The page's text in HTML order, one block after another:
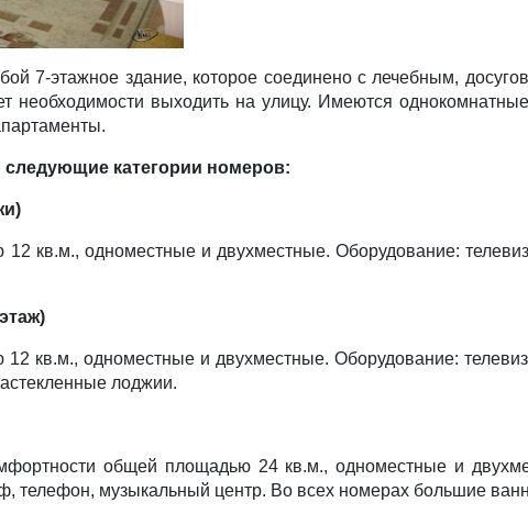
7-этажное здание, которое соединено с лечебным,
необходимости выходить на улицу. Имеются
категории номеров:
кв.м., одноместные и двухместные. Оборудование:
кв.м., одноместные и двухместные. Оборудование:
лоджии.
общей площадью 24 кв.м., одноместные и
телефон, музыкальный центр. Во всех номерах большие